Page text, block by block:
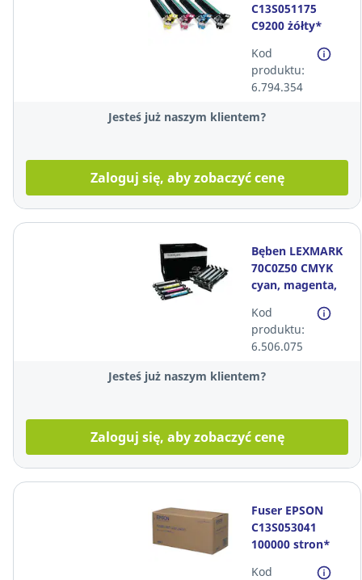
C13S051175
C9200 żółty*
Kod
produktu:
6.794.354
Jesteś już naszym klientem?
Zaloguj się, aby zobaczyć cenę
Bęben LEXMARK
70C0Z50 CMYK
cyan, magenta,
Kod
produktu:
6.506.075
Jesteś już naszym klientem?
Zaloguj się, aby zobaczyć cenę
Fuser EPSON
C13S053041
100000 stron*
Kod